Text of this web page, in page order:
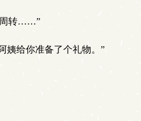
周转……”
姨给你准备了个礼物。”